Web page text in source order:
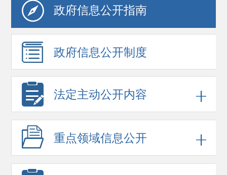
政府信息公开指南
政府信息公开制度
法定主动公开内容
重点领域信息公开